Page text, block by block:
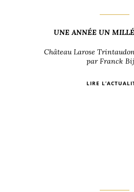
UNE ANNÉE UN
Château Larose
par Franck
LIRE